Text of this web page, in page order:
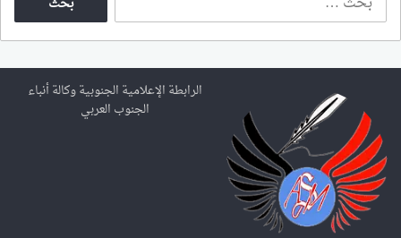
ث
ع
ن
الرابطة الإعلامية الجنوبية وكالة أنباء
الجنوب العربي